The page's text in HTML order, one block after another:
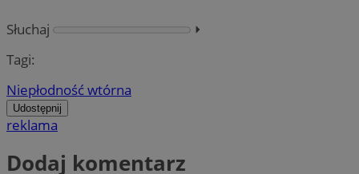
Słuchaj
⏵︎
Tagi:
Niepłodność wtórna
Udostępnij
reklama
Dodaj komentarz